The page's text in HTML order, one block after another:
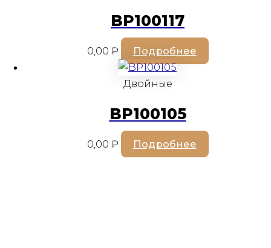
BP100117
0,00 ₽ Подробнее
Двойные
BP100105
0,00 ₽ Подробнее